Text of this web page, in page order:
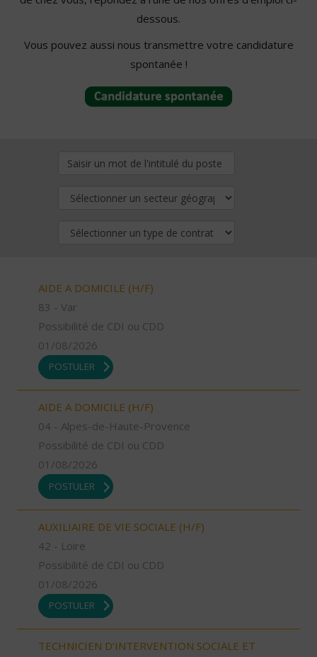
dessous.
Vous pouvez aussi nous transmettre votre candidature
spontanée !
AIDE A DOMICILE (H/F)
83 - Var
Possibilité de CDI ou CDD
01/08/2026
POSTULER
AIDE A DOMICILE (H/F)
04 - Alpes-de-Haute-Provence
Possibilité de CDI ou CDD
01/08/2026
POSTULER
AUXILIAIRE DE VIE SOCIALE (H/F)
42 - Loire
Possibilité de CDI ou CDD
01/08/2026
POSTULER
TECHNICIEN D’INTERVENTION SOCIALE ET